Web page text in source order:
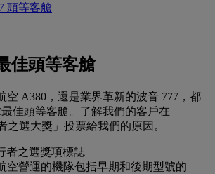
頭等客艙
佳頭等客艙
空 A380，還是業界革新的波音 777，都
佳頭等客艙。了解我們的客戶在
之選大獎」投票給我們的原因。
者之選獎項標誌
空營運的機隊包括早期和後期型號的